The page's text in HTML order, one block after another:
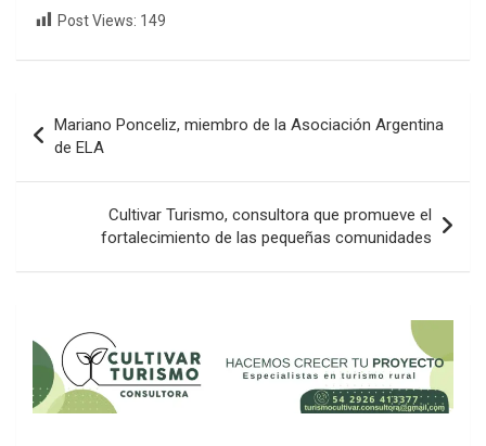
Post Views: 149
de
entradas
Mariano Ponceliz, miembro de la Asociación Argentina
de ELA
Cultivar Turismo, consultora que promueve el
fortalecimiento de las pequeñas comunidades